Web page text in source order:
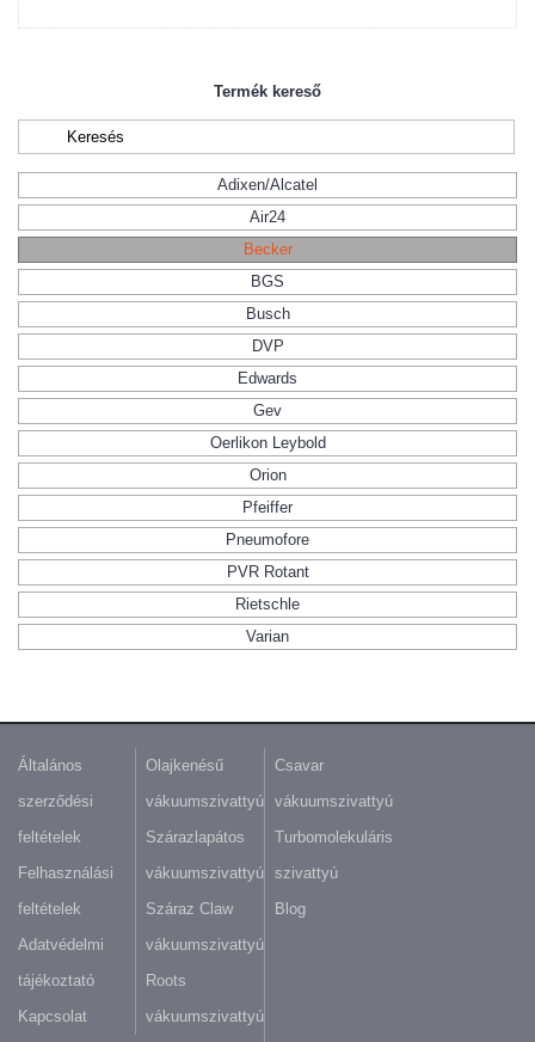
Termék kereső
Adixen/Alcatel
Air24
Becker
BGS
Busch
DVP
Edwards
Gev
Oerlikon Leybold
Orion
Pfeiffer
Pneumofore
PVR Rotant
Rietschle
Varian
Általános
szerződési
feltételek
Felhasználási
feltételek
Adatvédelmi
tájékoztató
Kapcsolat
Olajkenésű
vákuumszivattyú
Szárazlapátos
vákuumszivattyú
Száraz Claw
vákuumszivattyú
Roots
vákuumszivattyú
Csavar
vákuumszivattyú
Turbomolekuláris
szivattyú
Blog